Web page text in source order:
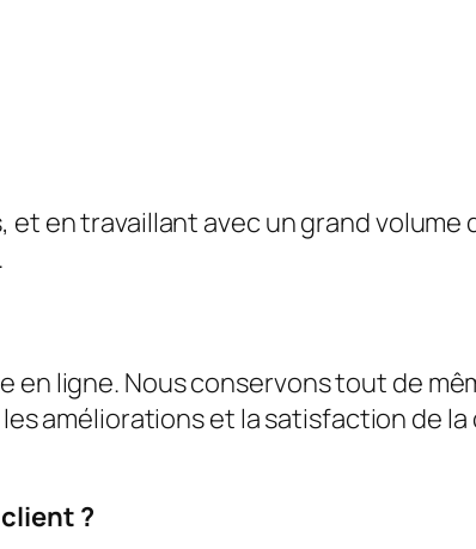
et en travaillant avec un grand
ligne. Nous conservons tout de
améliorations et la satisfaction de la
?